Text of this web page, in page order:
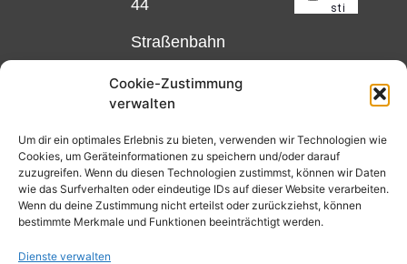
Cookie-Zustimmung
verwalten
Um dir ein optimales Erlebnis zu bieten, verwenden wir Technologien wie
Cookies, um Geräteinformationen zu speichern und/oder darauf
zuzugreifen. Wenn du diesen Technologien zustimmst, können wir Daten
wie das Surfverhalten oder eindeutige IDs auf dieser Website verarbeiten.
Wenn du deine Zustimmung nicht erteilst oder zurückziehst, können
bestimmte Merkmale und Funktionen beeinträchtigt werden.
Dienste verwalten
44
Straßenbahn
und 12,
Matthias-
Beltz-
Platz
oder